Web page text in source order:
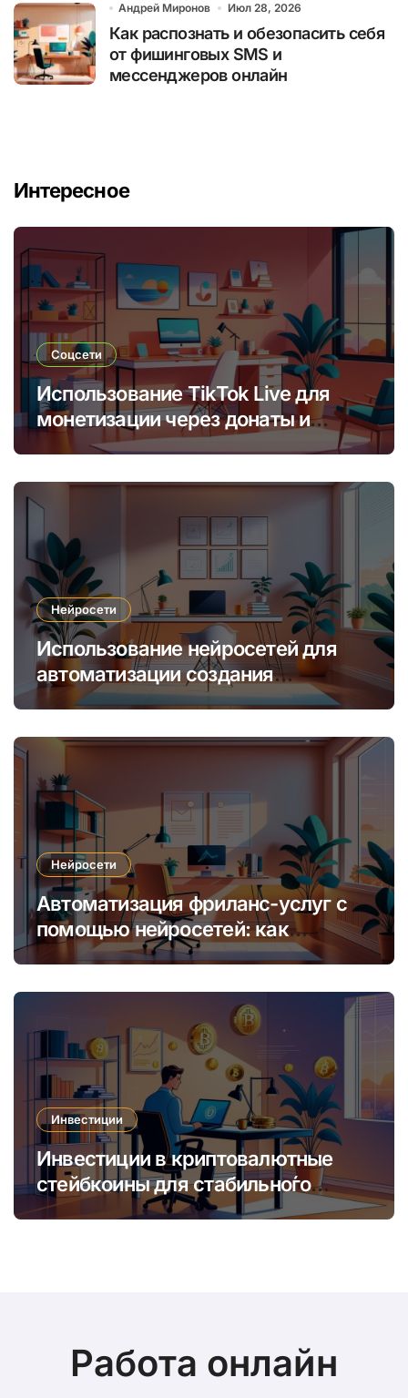
Андрей Миронов Июл 28, 2026
Как распознать и обезопасить себя
от фишинговых SMS и
мессенджеров онлайн
Интересное
Соцсети
Использование TikTok Live для
монетизации через донаты и
платные подписки
Нейросети
Использование нейросетей для
автоматизации создания
уникальных интернет-курсов и
Нейросети
Автоматизация фриланс-услуг с
помощью нейросетей: как
увеличить доход и сократить
Инвестиции
Инвестиции в криптовалютные
стейбкоины для стабильно́го
онлайн-заработка в условиях
Работа онлайн